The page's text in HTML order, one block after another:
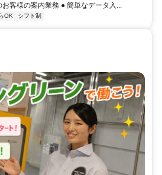
客様の案内業務 ● 簡単なデータ入...
OK シフト制